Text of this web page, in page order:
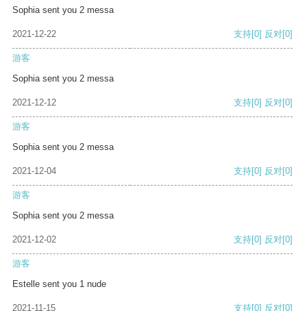
Sophia sent you 2 messa
2021-12-22 支持[0] 反对[0]
游客
Sophia sent you 2 messa
2021-12-12 支持[0] 反对[0]
游客
Sophia sent you 2 messa
2021-12-04 支持[0] 反对[0]
游客
Sophia sent you 2 messa
2021-12-02 支持[0] 反对[0]
游客
Estelle sent you 1 nude
2021-11-15 支持[0] 反对[0]